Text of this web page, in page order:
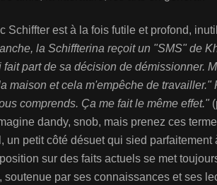
Schiffter est à la fois futile et profond,
la Schiffterina reçoit un "SMS" de
part de sa décision de démissionner.
maison et cela m'empêche de travailler."
comprends. Ça me fait le même effet."
dandy, snob, mais prenez ces
un petit côté désuet qui sied parfaitement
sur des faits actuels se met
soutenue par ses connaissances et ses